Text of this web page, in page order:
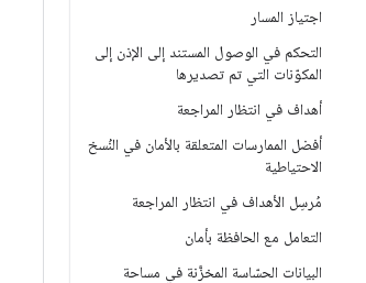
اجتياز المسار
التحكم في الوصول المستند إلى الإذن إلى
المكوّنات التي تم تصديرها
أهداف في انتظار المراجعة
أفضل الممارسات المتعلقة بالأمان في النُسخ
الاحتياطية
مُرسِل الأهداف في انتظار المراجعة
التعامل مع الحافظة بأمان
البيانات الحسّاسة المخزَّنة في مساحة